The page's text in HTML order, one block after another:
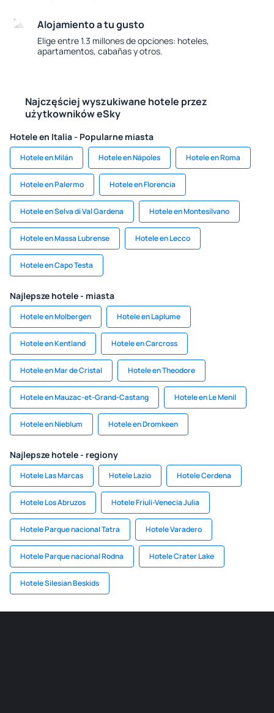
Alojamiento a tu gusto
Elige entre 1.3 millones de opciones: hoteles,
apartamentos, cabañas y otros.
Najczęściej wyszukiwane hotele przez
użytkowników eSky
Hotele en Italia - Popularne miasta
Hotele en Milán Hotele en Nápoles Hotele en Roma
Hotele en Palermo Hotele en Florencia
Hotele en Selva di Val Gardena Hotele en Montesilvano
Hotele en Massa Lubrense Hotele en Lecco
Hotele en Capo Testa
Najlepsze hotele - miasta
Hotele en Molbergen Hotele en Laplume
Hotele en Kentland Hotele en Carcross
Hotele en Mar de Cristal Hotele en Theodore
Hotele en Mauzac-et-Grand-Castang Hotele en Le Menil
Hotele en Nieblum Hotele en Dromkeen
Najlepsze hotele - regiony
Hotele Las Marcas Hotele Lazio Hotele Cerdena
Hotele Los Abruzos Hotele Friuli-Venecia Julia
Hotele Parque nacional Tatra Hotele Varadero
Hotele Parque nacional Rodna Hotele Crater Lake
Hotele Silesian Beskids